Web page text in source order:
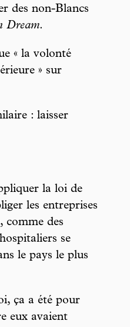
des non-Blancs
Dream.
« la volonté
» sur
: laisser
la loi de
les entreprises
comme des
se
le pays le plus
ça a été pour
eux avaient